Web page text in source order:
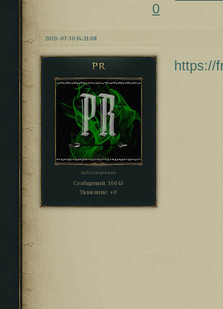
0
2019-07-30 14:21:08
PR
заблокирован
Сообщений: 10045
Уважение: +0
https://